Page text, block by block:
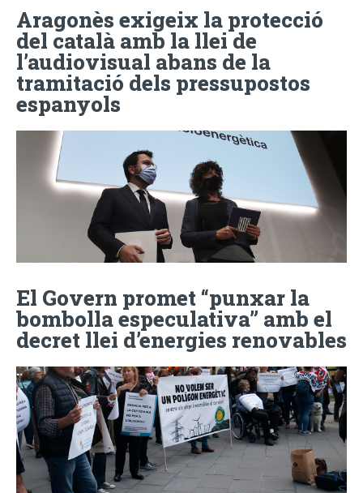
Aragonès exigeix la protecció
del català amb la llei de
l’audiovisual abans de la
tramitació dels pressupostos
espanyols
El Govern promet “punxar la
bombolla especulativa” amb el
decret llei d’energies renovables